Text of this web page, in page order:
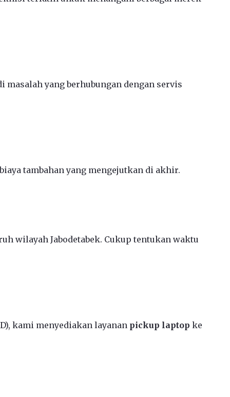
yang berhubungan dengan servis
tambahan yang mengejutkan di akhir.
wilayah Jabodetabek. Cukup tentukan waktu
kami menyediakan layanan pickup laptop ke